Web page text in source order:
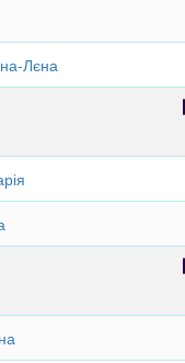
Лєна